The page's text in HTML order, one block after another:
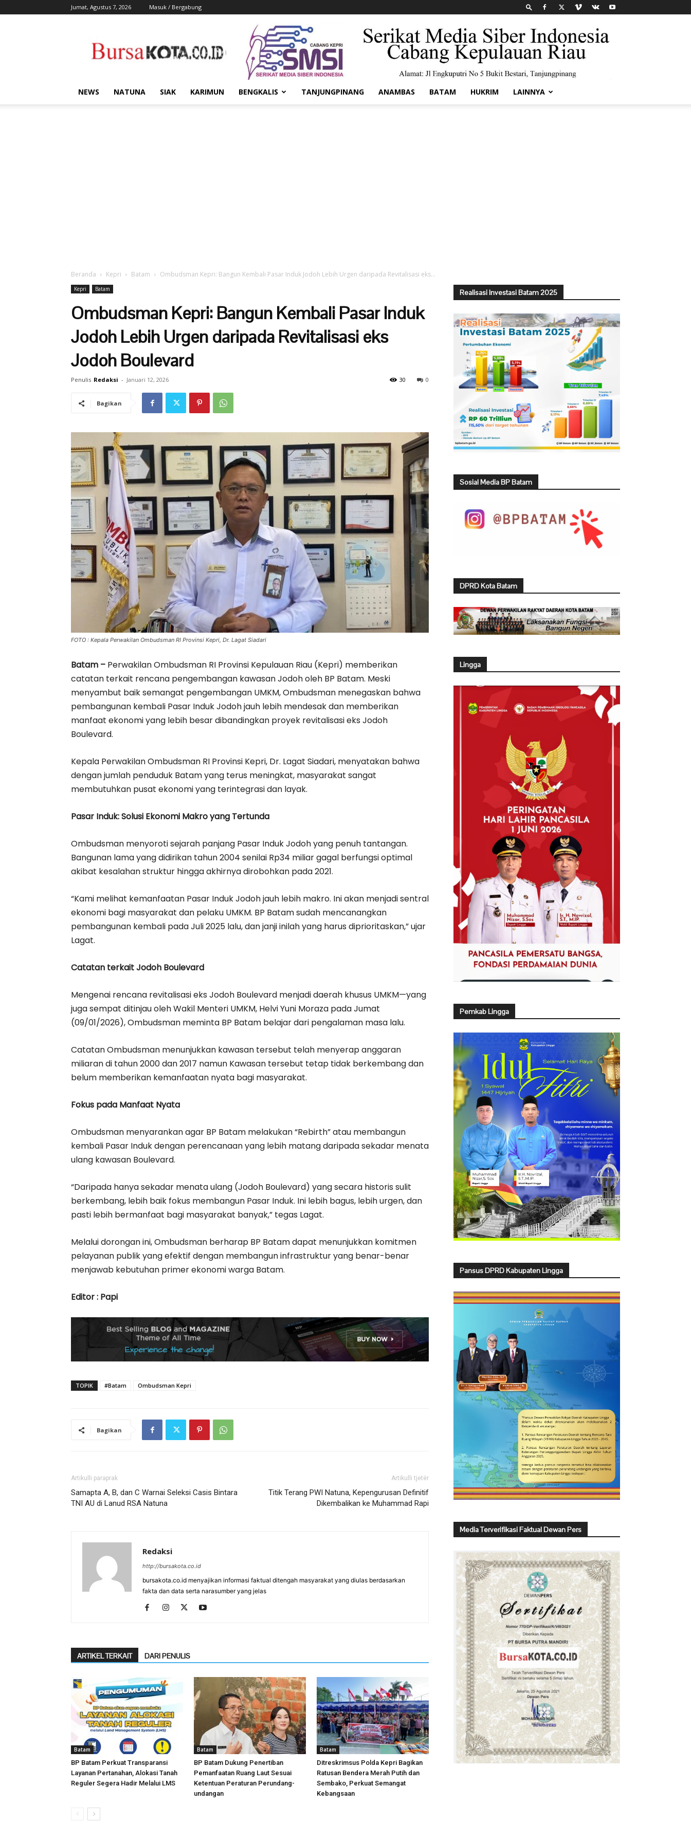
Jumat, Agustus 7, 2026 Masuk / Bergabung
Kota
NEWS NATUNA SIAK KARIMUN BENGKALIS TANJUNGPINANG ANAMBAS BATAM HUKRIM LAINNYA
Beranda Kepri Batam Ombudsman Kepri: Bangun Kembali Pasar Induk Jodoh Lebih Urgen daripada Revitalisasi eks...
Kepri Batam
Ombudsman Kepri: Bangun Kembali Pasar Induk
Jodoh Lebih Urgen daripada Revitalisasi eks
Jodoh Boulevard
Penulis Redaksi - Januari 12, 2026 0
30
Bagikan
FOTO : Kepala Perwakilan Ombudsman RI Provinsi Kepri, Dr. Lagat Siadari
Batam – Perwakilan Ombudsman RI Provinsi Kepulauan Riau (Kepri) memberikan
catatan terkait rencana pengembangan kawasan Jodoh oleh BP Batam. Meski
menyambut baik semangat pengembangan UMKM, Ombudsman menegaskan bahwa
pembangunan kembali Pasar Induk Jodoh jauh lebih mendesak dan memberikan
manfaat ekonomi yang lebih besar dibandingkan proyek revitalisasi eks Jodoh
Boulevard.
Kepala Perwakilan Ombudsman RI Provinsi Kepri, Dr. Lagat Siadari, menyatakan bahwa
dengan jumlah penduduk Batam yang terus meningkat, masyarakat sangat
membutuhkan pusat ekonomi yang terintegrasi dan layak.
Pasar Induk: Solusi Ekonomi Makro yang Tertunda
Ombudsman menyoroti sejarah panjang Pasar Induk Jodoh yang penuh tantangan.
Bangunan lama yang didirikan tahun 2004 senilai Rp34 miliar gagal berfungsi optimal
akibat kesalahan struktur hingga akhirnya dirobohkan pada 2021.
“Kami melihat kemanfaatan Pasar Induk Jodoh jauh lebih makro. Ini akan menjadi sentral
ekonomi bagi masyarakat dan pelaku UMKM. BP Batam sudah mencanangkan
pembangunan kembali pada Juli 2025 lalu, dan janji inilah yang harus diprioritaskan,” ujar
Lagat.
Catatan terkait Jodoh Boulevard
Mengenai rencana revitalisasi eks Jodoh Boulevard menjadi daerah khusus UMKM—yang
juga sempat ditinjau oleh Wakil Menteri UMKM, Helvi Yuni Moraza pada Jumat
(09/01/2026), Ombudsman meminta BP Batam belajar dari pengalaman masa lalu.
Catatan Ombudsman menunjukkan kawasan tersebut telah menyerap anggaran
miliaran di tahun 2000 dan 2017 namun Kawasan tersebut tetap tidak berkembang dan
belum memberikan kemanfaatan nyata bagi masyarakat.
Fokus pada Manfaat Nyata
Ombudsman menyarankan agar BP Batam melakukan “Rebirth” atau membangun
kembali Pasar Induk dengan perencanaan yang lebih matang daripada sekadar menata
ulang kawasan Boulevard.
“Daripada hanya sekadar menata ulang (Jodoh Boulevard) yang secara historis sulit
berkembang, lebih baik fokus membangun Pasar Induk. Ini lebih bagus, lebih urgen, dan
pasti lebih bermanfaat bagi masyarakat banyak,” tegas Lagat.
Melalui dorongan ini, Ombudsman berharap BP Batam dapat menunjukkan komitmen
pelayanan publik yang efektif dengan membangun infrastruktur yang benar-benar
menjawab kebutuhan primer ekonomi warga Batam.
Editor : Papi
TOPIK #Batam Ombudsman Kepri
Bagikan
Artikulli paraprak
Samapta A, B, dan C Warnai Seleksi Casis Bintara
TNI AU di Lanud RSA Natuna
Artikulli tjetër
Titik Terang PWI Natuna, Kepengurusan Definitif
Dikembalikan ke Muhammad Rapi
Redaksi
http://bursakota.co.id
bursakota.co.id menyajikan informasi faktual ditengah masyarakat yang diulas berdasarkan
fakta dan data serta narasumber yang jelas
ARTIKEL TERKAIT DARI PENULIS
Batam
BP Batam Perkuat Transparansi
Layanan Pertanahan, Alokasi Tanah
Reguler Segera Hadir Melalui LMS
Batam
BP Batam Dukung Penertiban
Pemanfaatan Ruang Laut Sesuai
Ketentuan Peraturan Perundang-
undangan
Batam
Ditreskrimsus Polda Kepri Bagikan
Ratusan Bendera Merah Putih dan
Sembako, Perkuat Semangat
Kebangsaan
Realisasi Investasi Batam 2025
Sosial Media BP Batam
DPRD Kota Batam
Lingga
Pemkab Lingga
Pansus DPRD Kabupaten Lingga
Media Terverifikasi Faktual Dewan Pers